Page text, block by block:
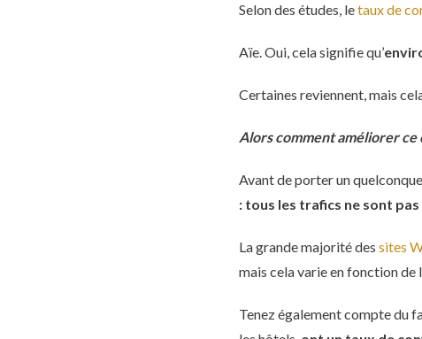
Selon des études, letaux de
Aïe. Oui, cela signifie qu’
Certaines reviennent, mais
Alors comment améliorer ce
Avant de porter un
: tous les trafics ne sont pas
La grande majorité des sites
mais cela varie en fonction
Tenez également compte du